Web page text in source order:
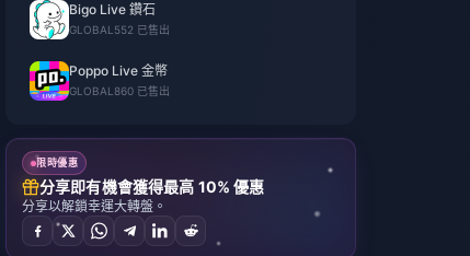
Bigo Live 鑽石
GLOBAL 552 已售出
Poppo Live 金幣
GLOBAL 860 已售出
限時優惠
分享即有機會獲得最高 10% 優惠
分享以解鎖幸運大轉盤。